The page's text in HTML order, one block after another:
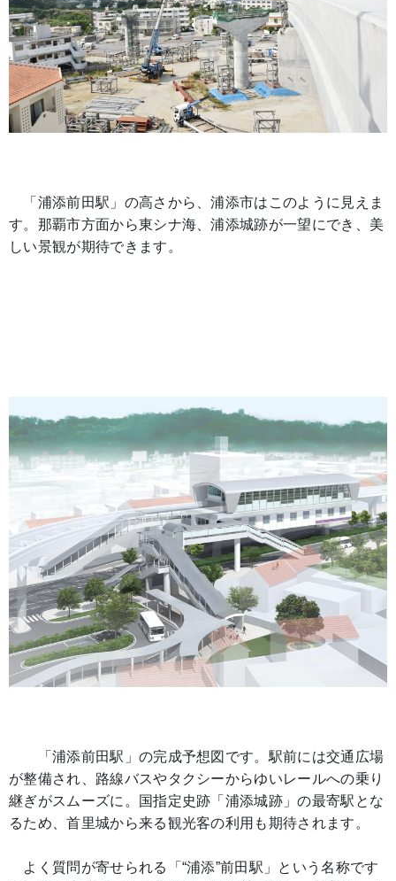
「浦添前田駅」の高さから、浦添市はこのように見えま
す。那覇市方面から東シナ海、浦添城跡が一望にでき、美
しい景観が期待できます。
「浦添前田駅」の完成予想図です。駅前には交通広場
が整備され、路線バスやタクシーからゆいレールへの乗り
継ぎがスムーズに。国指定史跡「浦添城跡」の最寄駅とな
るため、首里城から来る観光客の利用も期待されます。
よく質問が寄せられる「“浦添”前田駅」という名称です